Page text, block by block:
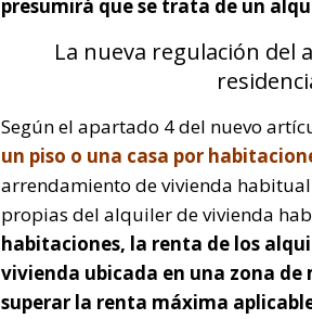
presumirá que se trata de un
La nueva regulación del
Según el apartado 4 del nuevo
un piso o una casa por
arrendamiento de vivienda
propias del alquiler de vivienda
habitaciones, la renta de los
vivienda ubicada en una zona
superar la renta máxima